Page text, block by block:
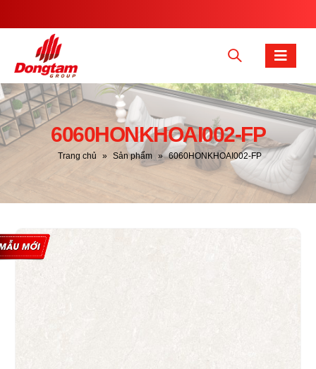
6060HONKHOAI002-FP
Trang chủ » Sản phẩm » 6060HONKHOAI002-FP